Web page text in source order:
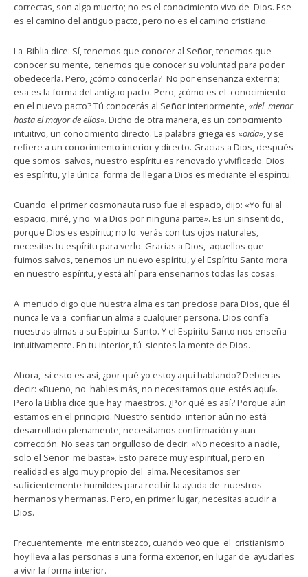
correctas, son algo muerto; no es el conocimiento vivo de Dios. Ese
es el camino del antiguo pacto, pero no es el camino cristiano.
La Biblia dice: Sí, tenemos que conocer al Señor, tenemos que
conocer su mente, tenemos que conocer su voluntad para poder
obedecerla. Pero, ¿cómo conocerla? No por enseñanza externa;
esa es la forma del antiguo pacto. Pero, ¿cómo es el conocimiento
en el nuevo pacto? Tú conocerás al Señor interiormente,«del menor
hasta el mayor de ellos». Dicho de otra manera, es un conocimiento
intuitivo, un conocimiento directo. La palabra griega es «oida», y se
refiere a un conocimiento interior y directo. Gracias a Dios, después
que somos salvos, nuestro espíritu es renovado y vivificado. Dios
es espíritu, y la única forma de llegar a Dios es mediante el espíritu.
Cuando el primer cosmonauta ruso fue al espacio, dijo: «Yo fui al
espacio, miré, y no vi a Dios por ninguna parte». Es un sinsentido,
porque Dios es espíritu; no lo verás con tus ojos naturales,
necesitas tu espíritu para verlo. Gracias a Dios, aquellos que
fuimos salvos, tenemos un nuevo espíritu, y el Espíritu Santo mora
en nuestro espíritu, y está ahí para enseñarnos todas las cosas.
A menudo digo que nuestra alma es tan preciosa para Dios, que él
nunca le va a confiar un alma a cualquier persona. Dios confía
nuestras almas a su Espíritu Santo. Y el Espíritu Santo nos enseña
intuitivamente. En tu interior, tú sientes la mente de Dios.
Ahora, si esto es así, ¿por qué yo estoy aquí hablando? Debieras
decir: «Bueno, no hables más, no necesitamos que estés aquí».
Pero la Biblia dice que hay maestros. ¿Por qué es así? Porque aún
estamos en el principio. Nuestro sentido interior aún no está
desarrollado plenamente; necesitamos confirmación y aun
corrección. No seas tan orgulloso de decir: «No necesito a nadie,
solo el Señor me basta». Esto parece muy espiritual, pero en
realidad es algo muy propio del alma. Necesitamos ser
suficientemente humildes para recibir la ayuda de nuestros
hermanos y hermanas. Pero, en primer lugar, necesitas acudir a
Dios.
Frecuentemente me entristezco, cuando veo que el cristianismo
hoy lleva a las personas a una forma exterior, en lugar de ayudarles
a vivir la forma interior.